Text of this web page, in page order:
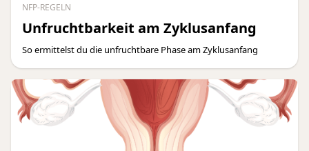
NFP-REGELN
Unfruchtbarkeit am Zyklusanfang
So ermittelst du die unfruchtbare Phase am Zyklusanfang